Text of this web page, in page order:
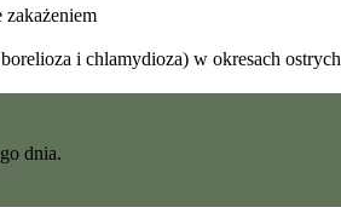
zakażeniem
i chlamydioza) w okresach ostrych
dnia.